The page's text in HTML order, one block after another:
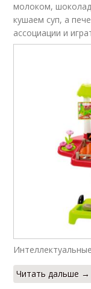
молоком,
кушаем суп, а
ассоциации и
Читать дальше →